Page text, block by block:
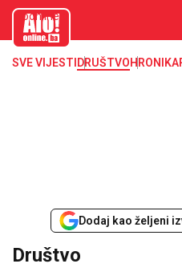
aloonline.b
SVE VIJESTI DRUŠTVOHRONIKA
Dodaj kao željeni
Društvo